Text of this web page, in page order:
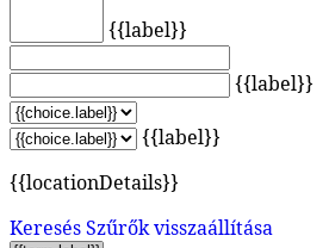
{{label}}
{{label}}
{{label}}
{{locationDetails}}
KeresésSzűrők visszaállítása